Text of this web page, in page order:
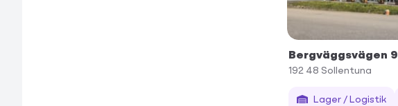
Bergväggsvägen 9
192 48 Sollentuna
Lager / Logistik